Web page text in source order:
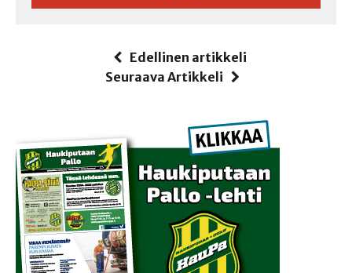
Edellinen artikkeli
Seuraava Artikkeli